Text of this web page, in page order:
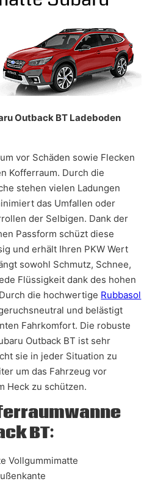
Outback BT Ladeboden
vor Schäden sowie Flecken
Kofferraum. Durch die
stehen vielen Ladungen
das Umfallen oder
der Selbigen. Dank der
Passform schüzt diese
und erhält Ihren PKW Wert
sowohl Schmutz, Schnee,
Flüssigkeit dank des hohen
die hochwertige Rubbasol
und belästigt
Fahrkomfort. Die robuste
Outback BT ist sehr
sie in jeder Situation zu
um das Fahrzeug vor
Heck zu schützen.
BT:
Vollgummimatte